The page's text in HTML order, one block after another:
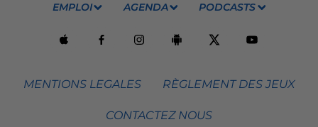
EMPLOI AGENDA PODCASTS
MENTIONS LEGALES RÈGLEMENT DES JEUX
CONTACTEZ NOUS